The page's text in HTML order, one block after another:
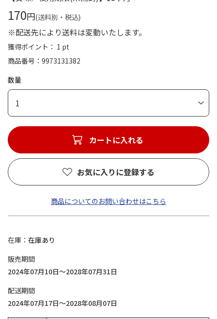
170円(送料別・税込)
※配送先により送料は変動いたします。
獲得ポイント： 1 pt
商品番号
9973131382
数量
1
カートに入れる
お気に入りに登録する
商品についてのお問い合わせはこちら
在庫
在庫あり
販売期間
2024年07月10日～2028年07月31日
配送期間
2024年07月17日～2028年08月07日